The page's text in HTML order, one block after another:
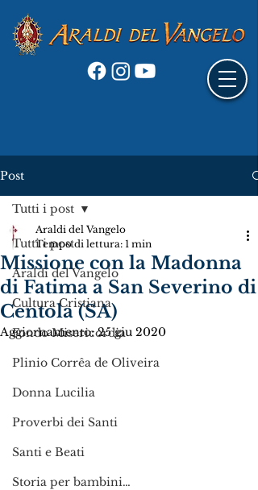
Post
Tutti i post
Araldi del Vangelo
Cultura Cristiana
Fondo Misericordia
Plinio Corrêa de Oliveira
Donna Lucilia
Proverbi dei Santi
Santi e Beati
Storia per bambini…
Tutti i post
Missione con la Madonna
di Fatima a San Severino di
Centola (SA)
Araldi del Vangelo
Tempo di lettura: 1 min
Aggiornamento:25 giu 2020